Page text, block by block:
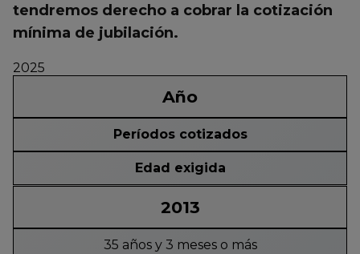
tendremos derecho a cobrar la cotización
mínima de jubilación.
2025
Año
Períodos cotizados
Edad exigida
2013
35 años y 3 meses o más